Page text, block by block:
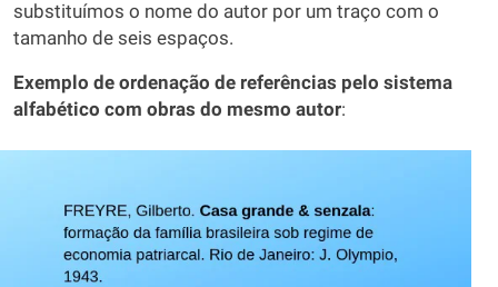
substituímos o nome do autor por um traço com o
tamanho de seis espaços.
Exemplo de ordenação de referências pelo sistema
alfabético com obras do mesmo autor: